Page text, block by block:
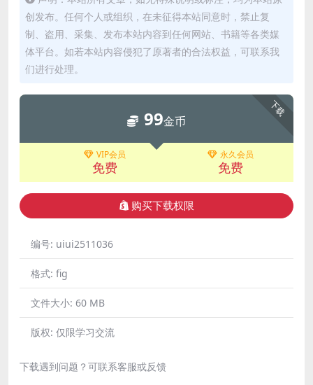
创发布。任何个人或组织，在未征得本站同意时，禁止复
制、盗用、采集、发布本站内容到任何网站、书籍等各类媒
体平台。如若本站内容侵犯了原著者的合法权益，可联系我
们进行处理。
下载
99金币
VIP会员
免费
永久会员
免费
购买下载权限
编号: uiui2511036
格式: fig
文件大小: 60 MB
版权: 仅限学习交流
下载遇到问题？可联系客服或反馈